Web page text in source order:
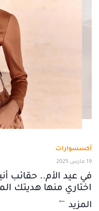
أكسسوارات
19 مارس 2025
في عيد الأم.. حقائب
اختاري منها هديتك
المزيد